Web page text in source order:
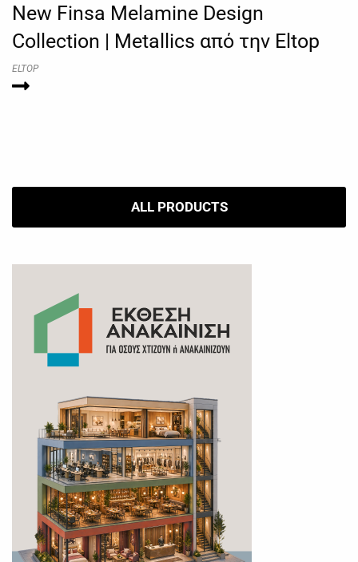
New Finsa Melamine Design
Collection | Metallics από την Eltop
ELTOP
ALL PRODUCTS